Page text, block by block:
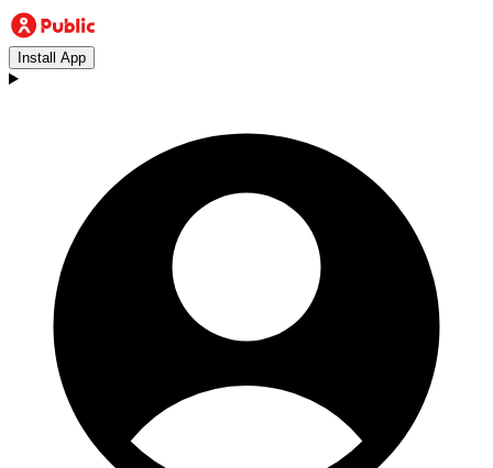
Install App